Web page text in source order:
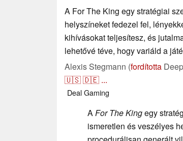
A For The King egy stratégiai
helyszíneket fedezel fel,
kihívásokat teljesítesz, és
lehetővé téve, hogy variáld a
Alexis Stegmann (fordította
🇺🇸🇩🇪 ...
DealGaming
AFor The Kingegy
ismeretlen és veszélyes